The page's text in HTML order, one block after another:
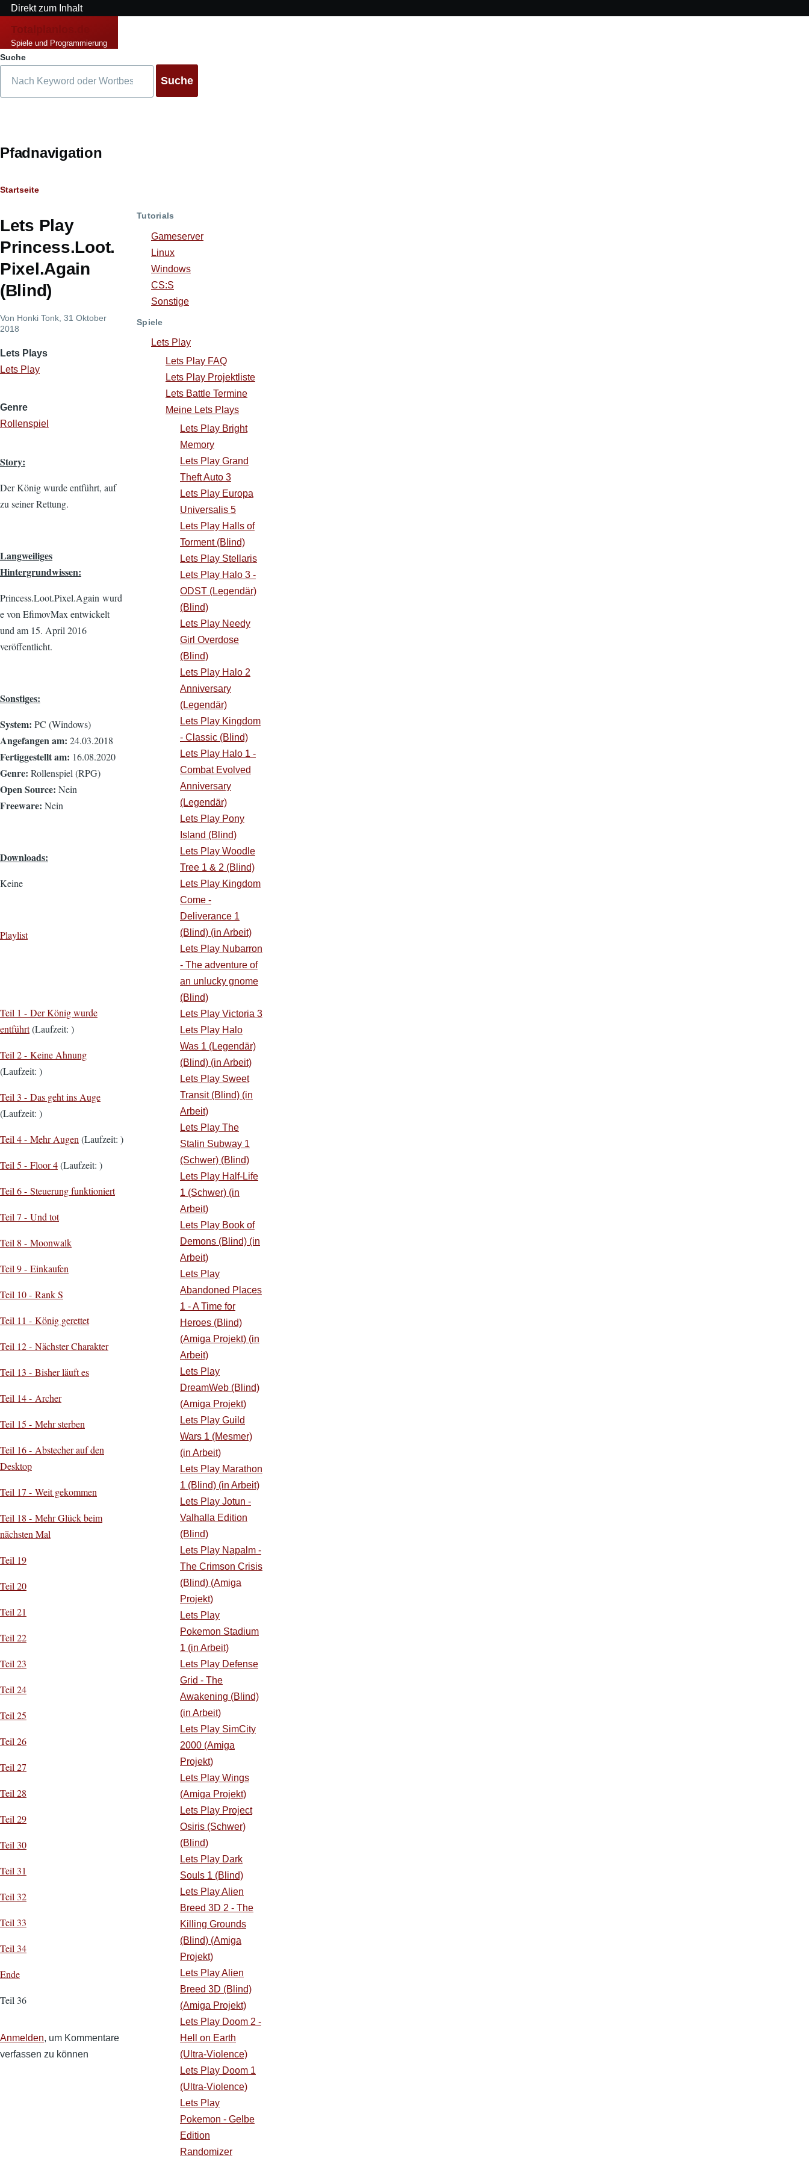
Direkt zum Inhalt
Totalplanlos.de
Spiele und Programmierung
Suche
Pfadnavigation
Startseite
Lets Play
Princess.Loot.
Pixel.Again
(Blind)
Von Honki Tonk, 31 Oktober
2018
Lets Plays
Lets Play
Genre
Rollenspiel
Story:
Der König wurde entführt, auf
zu seiner Rettung.
Langweiliges
Hintergrundwissen:
Princess.Loot.Pixel.Again wurd
e von EfimovMax entwickelt
und am 15. April 2016
veröffentlicht.
Sonstiges:
System: PC (Windows)
Angefangen am: 24.03.2018
Fertiggestellt am: 16.08.2020
Genre: Rollenspiel (RPG)
Open Source: Nein
Freeware: Nein
Downloads:
Keine
Playlist
Teil 1 - Der König wurde
entführt(Laufzeit: )
Teil 2 - Keine Ahnung
(Laufzeit: )
Teil 3 - Das geht ins Auge
(Laufzeit: )
Teil 4 - Mehr Augen(Laufzeit: )
Teil 5 - Floor 4(Laufzeit: )
Teil 6 - Steuerung funktioniert
Teil 7 - Und tot
Teil 8 - Moonwalk
Teil 9 - Einkaufen
Teil 10 - Rank S
Teil 11 - König gerettet
Teil 12 - Nächster Charakter
Teil 13 - Bisher läuft es
Teil 14 - Archer
Teil 15 - Mehr sterben
Teil 16 - Abstecher auf den
Desktop
Teil 17 - Weit gekommen
Teil 18 - Mehr Glück beim
nächsten Mal
Teil 19
Teil 20
Teil 21
Teil 22
Teil 23
Teil 24
Teil 25
Teil 26
Teil 27
Teil 28
Teil 29
Teil 30
Teil 31
Teil 32
Teil 33
Teil 34
Ende
Teil 36
Anmelden, um Kommentare
verfassen zu können
Tutorials
Gameserver
Linux
Windows
CS:S
Sonstige
Spiele
Lets Play
Lets Play FAQ
Lets Play Projektliste
Lets Battle Termine
Meine Lets Plays
Lets Play Bright
Memory
Lets Play Grand
Theft Auto 3
Lets Play Europa
Universalis 5
Lets Play Halls of
Torment (Blind)
Lets Play Stellaris
Lets Play Halo 3 -
ODST (Legendär)
(Blind)
Lets Play Needy
Girl Overdose
(Blind)
Lets Play Halo 2
Anniversary
(Legendär)
Lets Play Kingdom
- Classic (Blind)
Lets Play Halo 1 -
Combat Evolved
Anniversary
(Legendär)
Lets Play Pony
Island (Blind)
Lets Play Woodle
Tree 1 & 2 (Blind)
Lets Play Kingdom
Come -
Deliverance 1
(Blind) (in Arbeit)
Lets Play Nubarron
- The adventure of
an unlucky gnome
(Blind)
Lets Play Victoria 3
Lets Play Halo
Was 1 (Legendär)
(Blind) (in Arbeit)
Lets Play Sweet
Transit (Blind) (in
Arbeit)
Lets Play The
Stalin Subway 1
(Schwer) (Blind)
Lets Play Half-Life
1 (Schwer) (in
Arbeit)
Lets Play Book of
Demons (Blind) (in
Arbeit)
Lets Play
Abandoned Places
1 - A Time for
Heroes (Blind)
(Amiga Projekt) (in
Arbeit)
Lets Play
DreamWeb (Blind)
(Amiga Projekt)
Lets Play Guild
Wars 1 (Mesmer)
(in Arbeit)
Lets Play Marathon
1 (Blind) (in Arbeit)
Lets Play Jotun -
Valhalla Edition
(Blind)
Lets Play Napalm -
The Crimson Crisis
(Blind) (Amiga
Projekt)
Lets Play
Pokemon Stadium
1 (in Arbeit)
Lets Play Defense
Grid - The
Awakening (Blind)
(in Arbeit)
Lets Play SimCity
2000 (Amiga
Projekt)
Lets Play Wings
(Amiga Projekt)
Lets Play Project
Osiris (Schwer)
(Blind)
Lets Play Dark
Souls 1 (Blind)
Lets Play Alien
Breed 3D 2 - The
Killing Grounds
(Blind) (Amiga
Projekt)
Lets Play Alien
Breed 3D (Blind)
(Amiga Projekt)
Lets Play Doom 2 -
Hell on Earth
(Ultra-Violence)
Lets Play Doom 1
(Ultra-Violence)
Lets Play
Pokemon - Gelbe
Edition
Randomizer